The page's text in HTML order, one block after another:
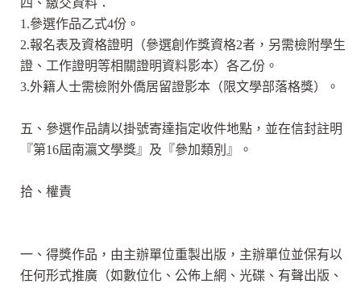
四、繳交資料：
1.參選作品乙式4份。
2.報名表及資格證明（參選創作獎資格2者，另需檢附學生
證、工作證明等相關證明資料影本）各乙份。
3.外籍人士需檢附外僑居留證影本（限文學部落格獎）。
五、參選作品請以掛號寄達指定收件地點，並在信封註明
『第16屆南瀛文學獎』及『參加類別』。
拾、權責
一、得獎作品，由主辦單位重製出版，主辦單位並保有以
任何形式推廣（如數位化、公佈上網、光碟、有聲出版、